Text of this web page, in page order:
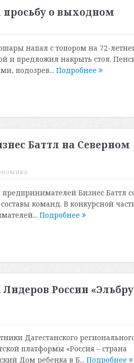
о выходном
напал с топором на 72-
и предложил накрыть стол.
подозрев... Подробнее
Баттл на Северном
Бизнес Баттл
команд. В конкурсной
Подробнее
России
Дагестанского
платформы «Россия – страна
Дом ребенка в Б... Подробнее